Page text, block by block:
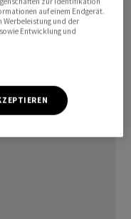
sowie der
beteiligt sind.
cir/DP/jha
auf einem Endgerät.
Werbeleistung und der
Entwicklung und